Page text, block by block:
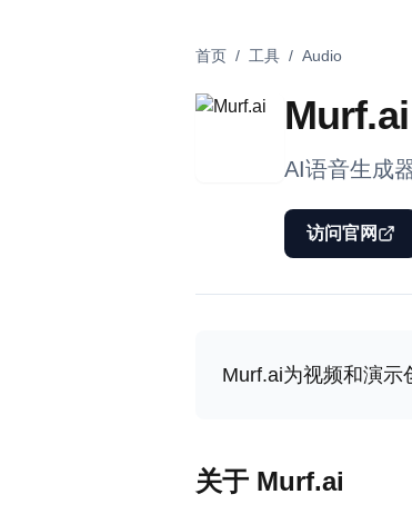
首页 / 工具 / Audio
Murf.ai
AI语音生成
访问官网
Murf.ai为视频和演示
关于 Murf.ai